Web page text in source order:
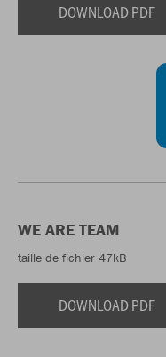
DOWNLOAD PDF
WE ARE TEAM
taille de fichier 47kB
DOWNLOAD PDF